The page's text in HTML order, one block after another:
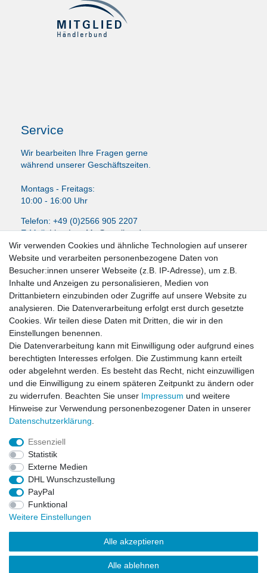
Service
Wir bearbeiten Ihre Fragen gerne
während unserer Geschäftszeiten.
Montags - Freitags:
10:00 - 16:00 Uhr
Telefon: +49 (0)2566 905 2207
E-Mail:LissyInterMo@t-online.de
News-Letter abonieren
VORNAME NACHNAME
E-MAIL **
Newsletter
Honig
Hiermit bestätige ich, dass ich dieDaten­schutz­erklärunggelesen habe. Meine
Einwilligung kann ich jederzeit widerrufen.**
Abonnieren
Impressum
Widerrufs­recht
Wir verwenden Cookies und ähnliche Technologien auf unserer
Website und verarbeiten personenbezogene Daten von
Besucher:innen unserer Webseite (z.B. IP-Adresse), um z.B.
Inhalte und Anzeigen zu personalisieren, Medien von
Drittanbietern einzubinden oder Zugriffe auf unsere Website zu
analysieren. Die Datenverarbeitung erfolgt erst durch gesetzte
Cookies. Wir teilen diese Daten mit Dritten, die wir in den
Einstellungen benennen.
Die Datenverarbeitung kann mit Einwilligung oder aufgrund eines
berechtigten Interesses erfolgen. Die Zustimmung kann erteilt
oder abgelehnt werden. Es besteht das Recht, nicht einzuwilligen
und die Einwilligung zu einem späteren Zeitpunkt zu ändern oder
zu widerrufen. Beachten Sie unser Impressum und weitere
Hinweise zur Verwendung personenbezogener Daten in unserer
Daten­schutz­erklärung
Essenziell
Statistik
Externe Medien
DHL Wunschzustellung
PayPal
Funktional
Weitere Einstellungen
Alle akzeptieren
Alle ablehnen
LissyInterMo Modellautos Modellbausätze Vitrinen Modellautos
bekannter Hersteller Autoart Minichamps 1:43 1:18 1:12
Sonderangebote Top-Angebote Neu OVP Modelcars